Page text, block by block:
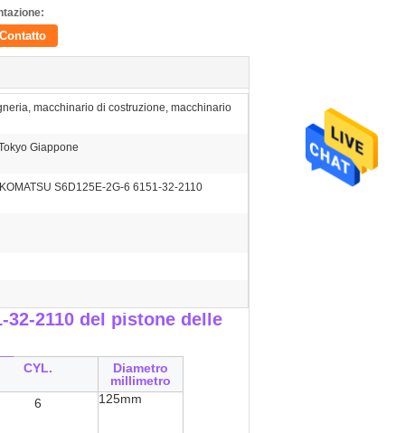
Contatto
macchinario di costruzione, macchinario
Giappone
S6D125E-2G-6 6151-32-2110
32-2110 del pistone delle
CYL.
Diametro
millimetro
6
125mm